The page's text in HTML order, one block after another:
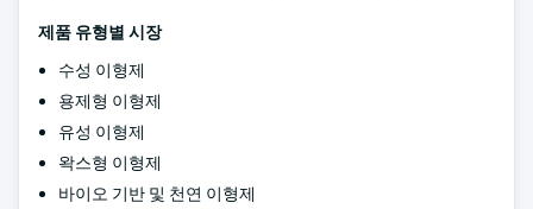
제품 유형별 시장
수성 이형제
용제형 이형제
유성 이형제
왁스형 이형제
바이오 기반 및 천연 이형제